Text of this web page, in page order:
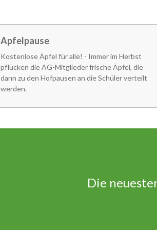
Apfelpause
Kostenlose Äpfel für alle! - Immer im Herbst
pflücken die AG-Mitglieder frische Äpfel, die
dann zu den Hofpausen an die Schüler verteilt
werden.
Die